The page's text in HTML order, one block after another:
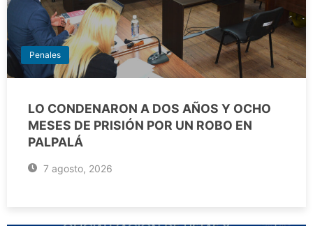
Penales
LO CONDENARON A DOS AÑOS Y OCHO
MESES DE PRISIÓN POR UN ROBO EN
PALPALÁ
7 agosto, 2026